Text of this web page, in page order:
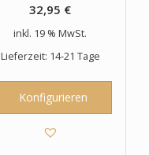
32,95 €
inkl. 19 % MwSt.
Lieferzeit: 14-21 Tage
Konfigurieren